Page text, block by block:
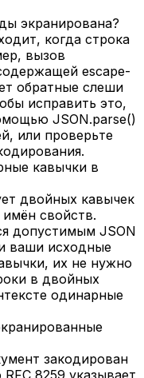
экранирована?
когда строка
вызов
escape-
обратные слеши
исправить это,
JSON.parse()
или проверьте
кавычки в
двойных кавычек
свойств.
допустимым JSON
ваши исходные
их не нужно
в двойных
одинарные
закодирован
8259 указывает